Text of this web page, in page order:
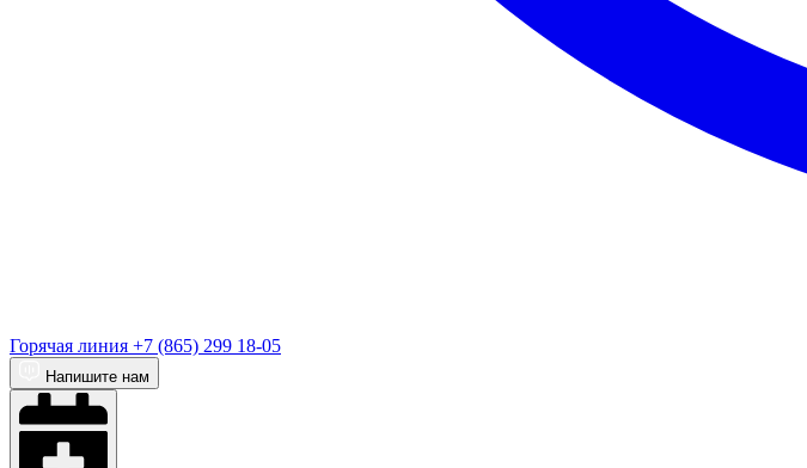
Горячая линия +7 (865) 299 18-05
Напишите нам